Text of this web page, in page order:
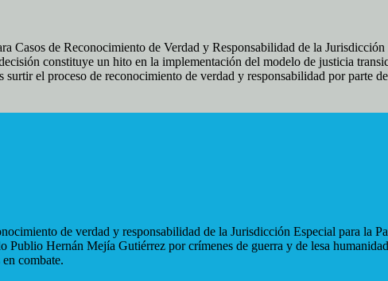
Casos de Reconocimiento de Verdad y Responsabilidad de la
constituye un hito en la implementación del modelo de justicia
el proceso de reconocimiento de verdad y responsabilidad por parte
de verdad y responsabilidad de la Jurisdicción Especial para la
Publio Hernán Mejía Gutiérrez por crímenes de guerra y de lesa
combate.